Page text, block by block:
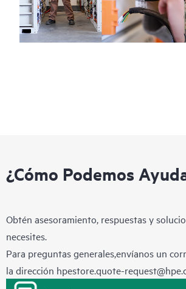
¿Cómo Podemos
Obtén asesoramiento, respuestas y
necesites.
Para preguntas generales,envíanos un
la dirección hpestore.quote-